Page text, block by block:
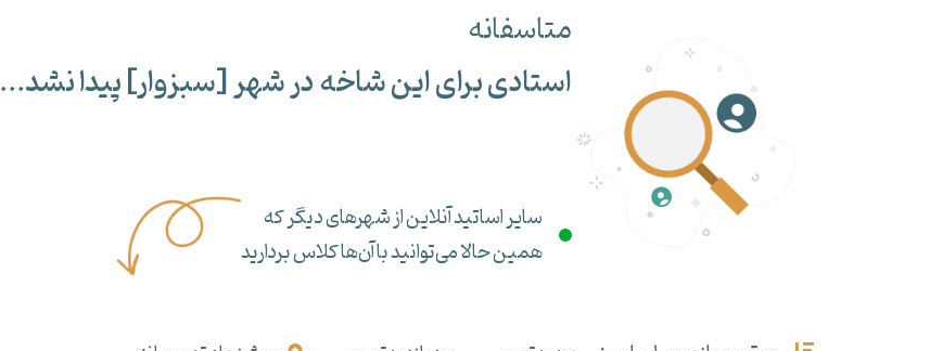
متاسفانه
استادی برای این شاخه در شهر [سبزوار] پیدا نشد...
سایر اساتید آنلاین از شهرهای دیگر که
همین حالا می‌توانید با آن‌ها کلاس بردارید